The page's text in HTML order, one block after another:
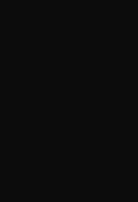
consolidado periodista y astuto
Vida. Esta fundación,
ejecutando secretamente
Durante una visita
por un simbionte. Comenzará
y escuchará una voz